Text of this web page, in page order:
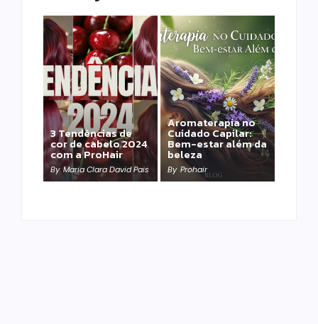
3 Tendências de
cor de cabelo 2024
com a ProHair
By Maria Clara David Pais
Aromaterapia no
Cuidado Capilar:
Bem-estar além da
beleza
By Prohair
Detox Capilar: Por
que remover
metais pesados
salva sua química?
By Prohair